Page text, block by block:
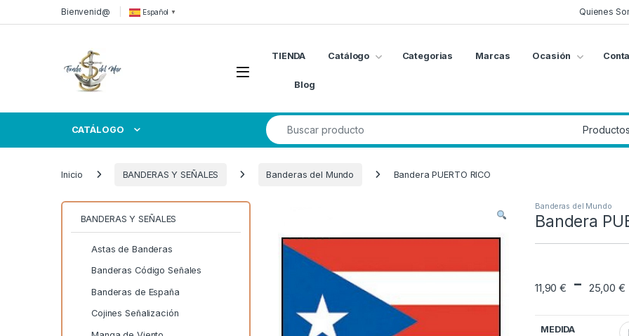
Skip to navigation
Skip to contentBienvenid@ Español ▼ Quienes
Open
TIENDA Catálogo Categorias Marcas Ocasión
Blog
CATÁLOGO
Search for:
Inicio BANDERAS Y SEÑALES Banderas del Mundo Bandera PUERTO RICO
Banderas del Mundo
Bandera
11,90€ - 25,00 €
MEDIDA
BANDERAS Y SEÑALES
Astas de Banderas
Banderas Código Señales
Banderas de España
Cojines Señalización